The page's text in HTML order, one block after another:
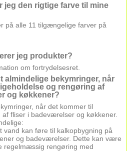
jeg den rigtige farve til mine
på alle 11 tilgængelige farver på
jeg produkter?
om fortrydelsesret.
almindelige bekymringer, når
og rengøring af
og køkkener?
når det kommer til
fliser i badeværelser og køkkener.
kan føre til kalkopbygning på
og badeværelser. Dette kan være
rengøring med